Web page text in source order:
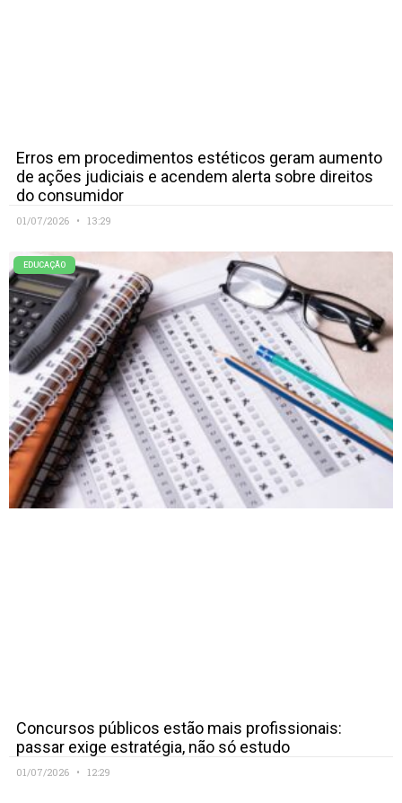
Erros em procedimentos estéticos geram aumento
de ações judiciais e acendem alerta sobre direitos
do consumidor
01/07/2026 13:29
EDUCAÇÃO
Concursos públicos estão mais profissionais:
passar exige estratégia, não só estudo
01/07/2026 12:29